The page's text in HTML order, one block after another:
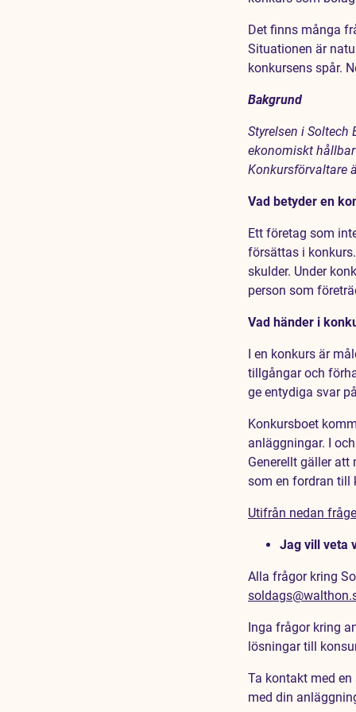
Det finns många
Situationen är
konkursens spår.
Bakgrund
Styrelsen i
ekonomiskt
Konkursförvaltare
Vad betyder en
Ett företag som
försättas i
skulder. Under
person som
Vad händer i
I en konkurs är
tillgångar och
ge entydiga svar
Konkursboet
anläggningar. I
Generellt gäller
som en fordran till
Utifrån nedan
Jag vill veta
Alla frågor kring
Inga frågor kring
lösningar till
Ta kontakt med
med din